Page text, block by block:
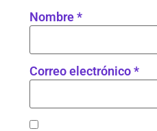
Nombre*
Correo electrónico*